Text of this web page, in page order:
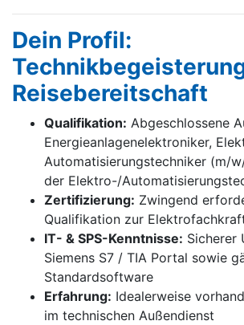
Dein Profil:
Reisebereitschaft
Qualifikation: Abgeschlossene
Energieanlagenelektroniker,
Automatisierungstechniker (m/
der Elektro-/
Zertifizierung: Zwingend
Qualifikation zur
IT- & SPS-Kenntnisse: Sicherer
Siemens S7 / TIA Portal sowie
Standardsoftware
Erfahrung: Idealerweise
im technischen Außendienst